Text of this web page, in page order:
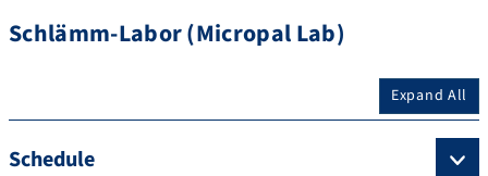
Schlämm-Labor (Micropal Lab)
Expand All
Schedule